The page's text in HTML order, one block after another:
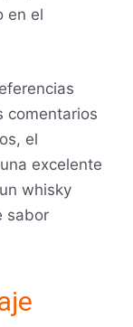
en el
comentarios
el
excelente
whisky
sabor